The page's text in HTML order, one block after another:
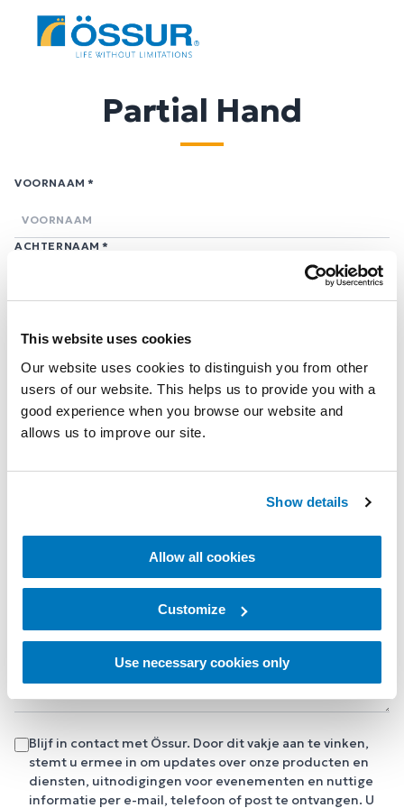
This website uses cookies
Our website uses cookies to distinguish you from other
users of our website. This helps us to provide you with a
good experience when you browse our website and
allows us to improve our site.
Show details
Allow all cookies
Customize
Use necessary cookies only
Partial Hand
VOORNAAM *
ACHTERNAAM *
LAND *
SELECTEER UW LAND
STAD
Blijf in contact met Össur. Door dit vakje aan te vinken,
stemt u ermee in om updates over onze producten en
diensten, uitnodigingen voor evenementen en nuttige
informatie per e-mail, telefoon of post te ontvangen. U